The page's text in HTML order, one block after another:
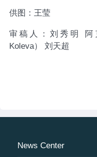
供图：王莹
审稿人：刘秀明 阿
Koleva） 刘天超
News Center